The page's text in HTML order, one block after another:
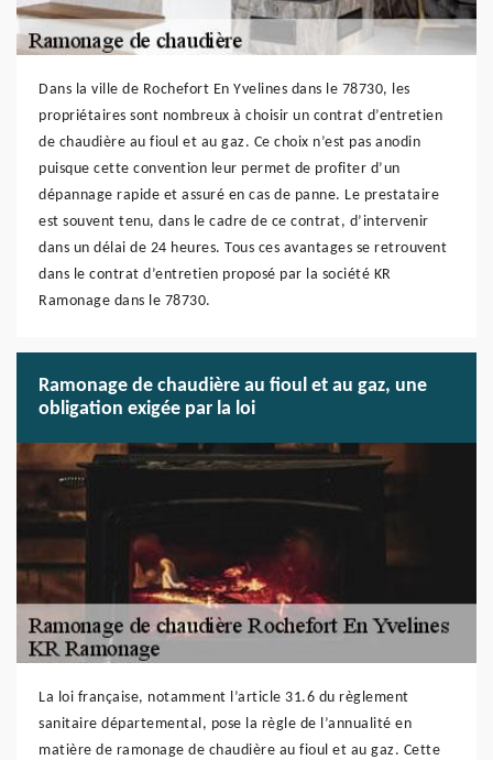
Dans la ville de Rochefort En Yvelines dans le 78730, les
propriétaires sont nombreux à choisir un contrat d’entretien
de chaudière au fioul et au gaz. Ce choix n’est pas anodin
puisque cette convention leur permet de profiter d’un
dépannage rapide et assuré en cas de panne. Le prestataire
est souvent tenu, dans le cadre de ce contrat, d’intervenir
dans un délai de 24 heures. Tous ces avantages se retrouvent
dans le contrat d’entretien proposé par la société KR
Ramonage dans le 78730.
Ramonage de chaudière au fioul et au gaz, une
obligation exigée par la loi
La loi française, notamment l’article 31.6 du règlement
sanitaire départemental, pose la règle de l’annualité en
matière de ramonage de chaudière au fioul et au gaz. Cette